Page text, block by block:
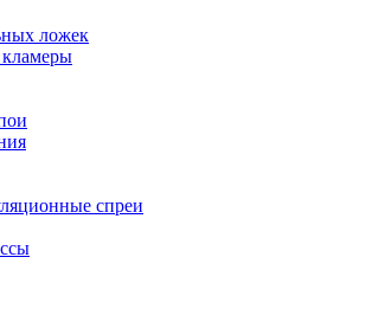
ложек
спреи